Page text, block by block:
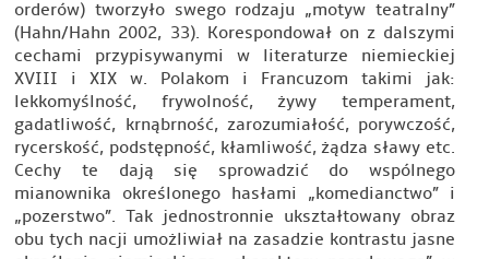
orderów) tworzyło swego rodzaju „motyw teatralny”
(Hahn/Hahn 2002, 33). Korespondował on z dalszymi
cechami przypisywanymi w literaturze niemieckiej
XVIII i XIX w. Polakom i Francuzom takimi jak:
lekkomyślność, frywolność, żywy temperament,
gadatliwość, krnąbrność, zarozumiałość, porywczość,
rycerskość, podstępność, kłamliwość, żądza sławy etc.
Cechy te dają się sprowadzić do wspólnego
mianownika określonego hasłami „komedianctwo” i
„pozerstwo”. Tak jednostronnie ukształtowany obraz
obu tych nacji umożliwiał na zasadzie kontrastu jasne